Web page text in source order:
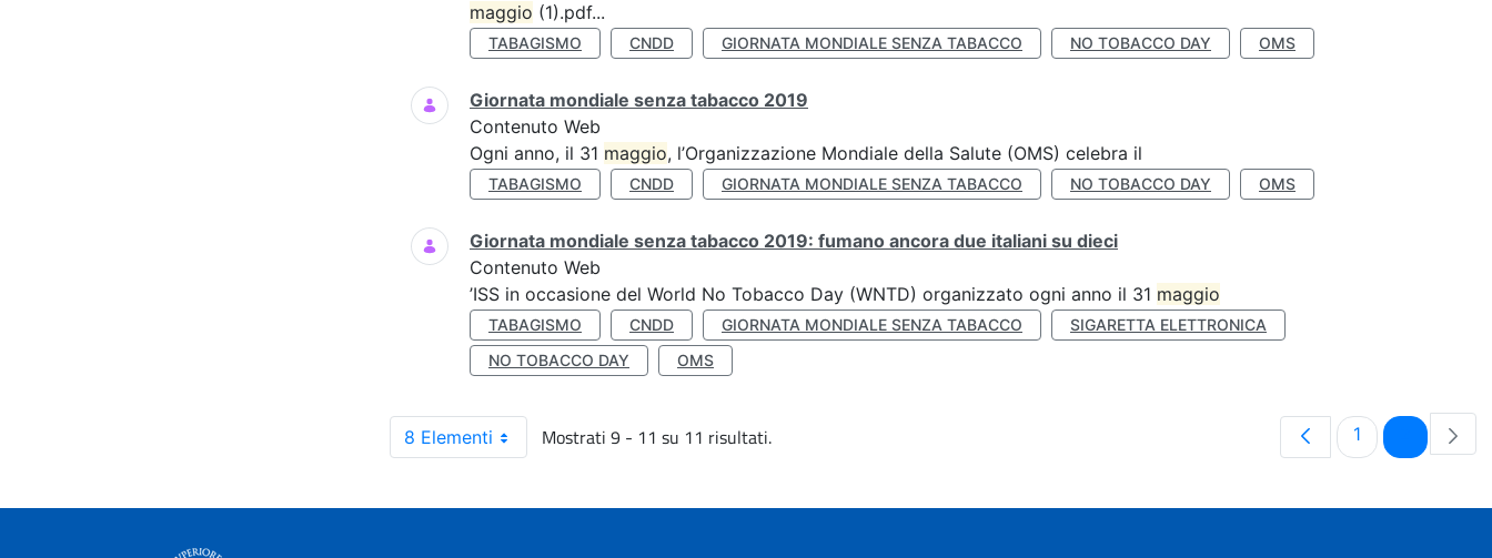
maggio (1).pdf...
TABAGISMO CNDD GIORNATA MONDIALE SENZA TABACCO NO TOBACCO DAY OMS
Giornata mondiale senza tabacco 2019
Contenuto Web
Ogni anno, il 31 maggio, l’Organizzazione Mondiale della Salute (OMS) celebra il
TABAGISMO CNDD GIORNATA MONDIALE SENZA TABACCO NO TOBACCO DAY OMS
Giornata mondiale senza tabacco 2019: fumano ancora due italiani su dieci
Contenuto Web
’ISS in occasione del World No Tobacco Day (WNTD) organizzato ogni anno il 31 maggio
TABAGISMO CNDD GIORNATA MONDIALE SENZA TABACCO
SIGARETTA ELETTRONICA
NO TOBACCO DAY
OMS
8 Elementi Mostrati 9 - 11 su 11 risultati. Pagina
1 Pagina